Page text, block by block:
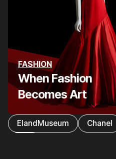
FASHION
When Fashion
Becomes Art
ElandMuseum
Chanel